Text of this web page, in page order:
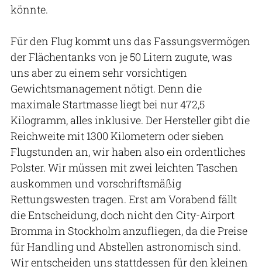
könnte.
Für den Flug kommt uns das Fassungsvermögen
der Flächentanks von je 50 Litern zugute, was
uns aber zu einem sehr vorsichtigen
Gewichtsmanagement nötigt. Denn die
maximale Startmasse liegt bei nur 472,5
Kilogramm, alles inklusive. Der Hersteller gibt die
Reichweite mit 1300 Kilometern oder sieben
Flugstunden an, wir haben also ein ordentliches
Polster. Wir müssen mit zwei leichten Taschen
auskommen und vorschriftsmäßig
Rettungswesten tragen. Erst am Vorabend fällt
die Entscheidung, doch nicht den City-Airport
Bromma in Stockholm anzufliegen, da die Preise
für Handling und Abstellen astronomisch sind.
Wir entscheiden uns stattdessen für den kleinen